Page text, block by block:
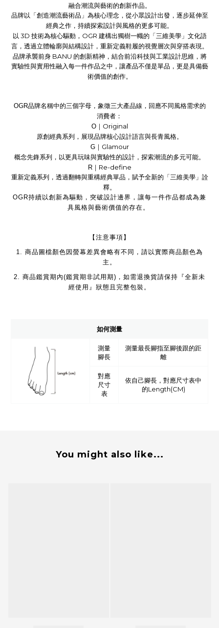
融合潮流與藝術的創新作品。
品牌以「創造潮流藝術品」為核心理念，從小眾設計出發，逐步延伸至
經典之作，持續探索設計與風格的更多可能。
以 3D 技術為核心驅動， OGR 建構出獨樹一幟的「三維美學」文化語
言，透過立體輪廓與結構設計，重新定義鞋履的視覺層次與穿搭表現。
品牌承襲前身BANU 的創新精神，結合前沿科技與工業設計思維，將
實驗性與實用性融入每一件作品之中，讓產品不僅是單品，更是具備藝
術價值的創作。
OGR品牌名稱中的三個字母，象徵三大產品線，回應不同風格需求的
消費者：
O｜ Original
原創經典系列，展現品牌核心設計語言與長青風格。
G｜ Glamour
概念先鋒系列，以更具玩味與實驗性的設計，探索潮流的多元可能。
R｜ Re-define
重新定義系列，透過翻轉與重構經典單品，賦予全新的「三維美學」詮
釋。
OGR持續以創新為驅動，突破設計邊界，讓每一件作品都成為兼
具風格與藝術價值的存在。
【注意事項】
1. 商品圖檔顏色因螢幕差異會略有不同，請以實際商品顏色為
主。
2. 商品鑑賞期內(鑑賞期非試用期) ，如需退換貨請保持『全新未
經使用』狀態且完整包裝。
如何測量
測量
腳長
測量最長腳指至腳後跟的距
離
對應
尺寸
表
依自己腳長，對應尺寸表中
的Length(CM)
You might also like...